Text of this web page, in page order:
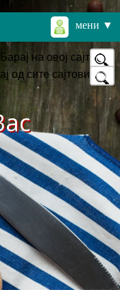
мени ▼
Барај на овој сајт
од сите сајтови